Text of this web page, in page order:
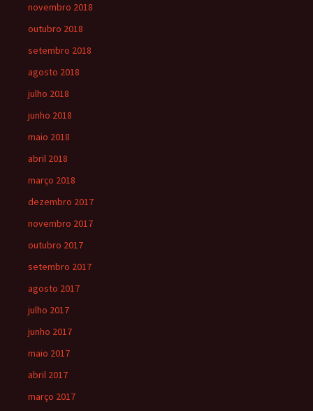
novembro 2018
outubro 2018
setembro 2018
agosto 2018
julho 2018
junho 2018
maio 2018
abril 2018
março 2018
dezembro 2017
novembro 2017
outubro 2017
setembro 2017
agosto 2017
julho 2017
junho 2017
maio 2017
abril 2017
março 2017